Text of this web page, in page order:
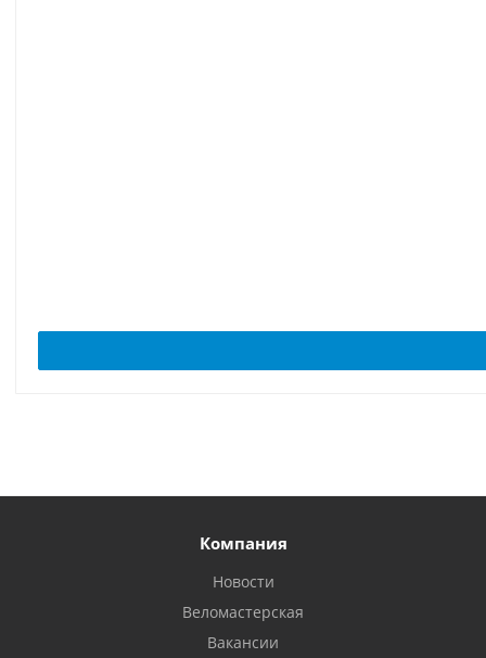
Компания
Новости
Веломастерская
Вакансии